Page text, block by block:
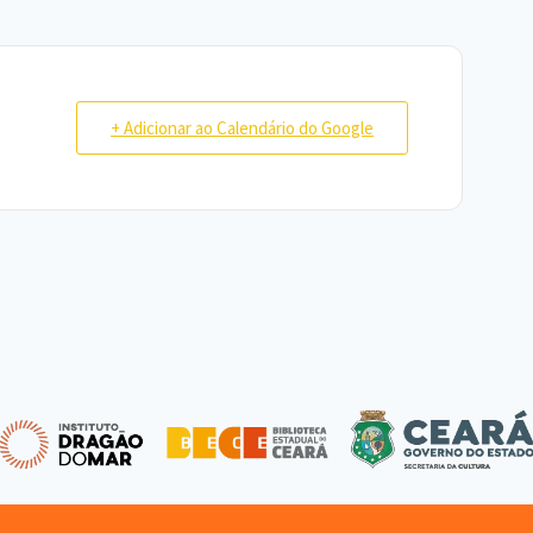
+ Adicionar ao Calendário do Google